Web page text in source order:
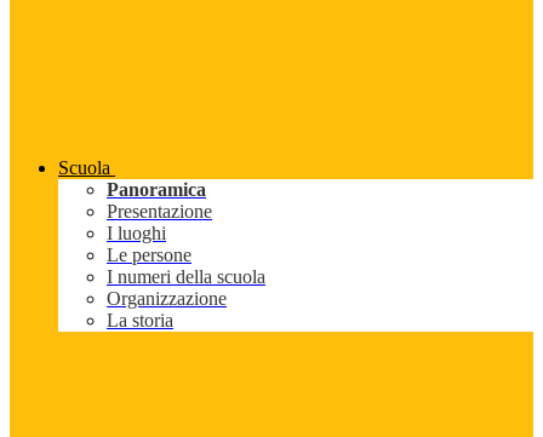
Scuola
Panoramica
Presentazione
I luoghi
Le persone
I numeri della scuola
Organizzazione
La storia